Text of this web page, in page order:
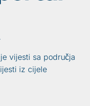
vijesti sa područja
iz cijele